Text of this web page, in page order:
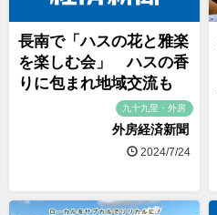
長南で「ハスの花と雅楽
を楽しむ会」 ハスの香
りに包まれ地域交流も
九十九里・外房
外房経済新聞
2024/7/24